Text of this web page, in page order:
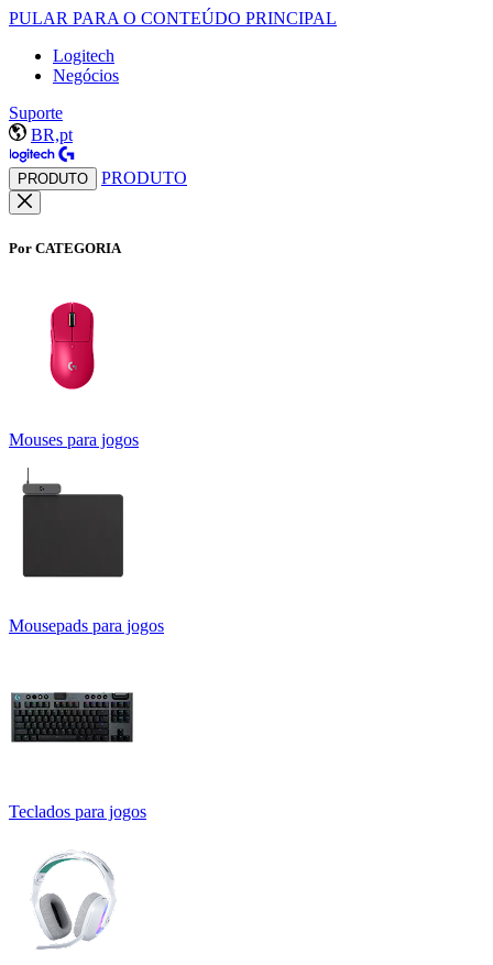
PULAR PARA O CONTEÚDO PRINCIPAL
Logitech
Negócios
Suporte
BR,pt
PRODUTO PRODUTO
Por CATEGORIA
Mouses para jogos
Mousepads para jogos
Teclados para jogos